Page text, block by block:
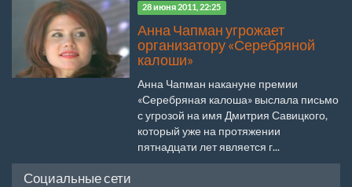
28 июня 2011, 22:25
Анна Чапман угрожает
организатору «Серебряной
калоши»
Анна Чапман накануне премии
«Серебряная калоша» выслала письмо
с угрозой на имя Дмитрия Савицкого,
который уже на протяжении
пятнадцати лет является г...
Социальные сети